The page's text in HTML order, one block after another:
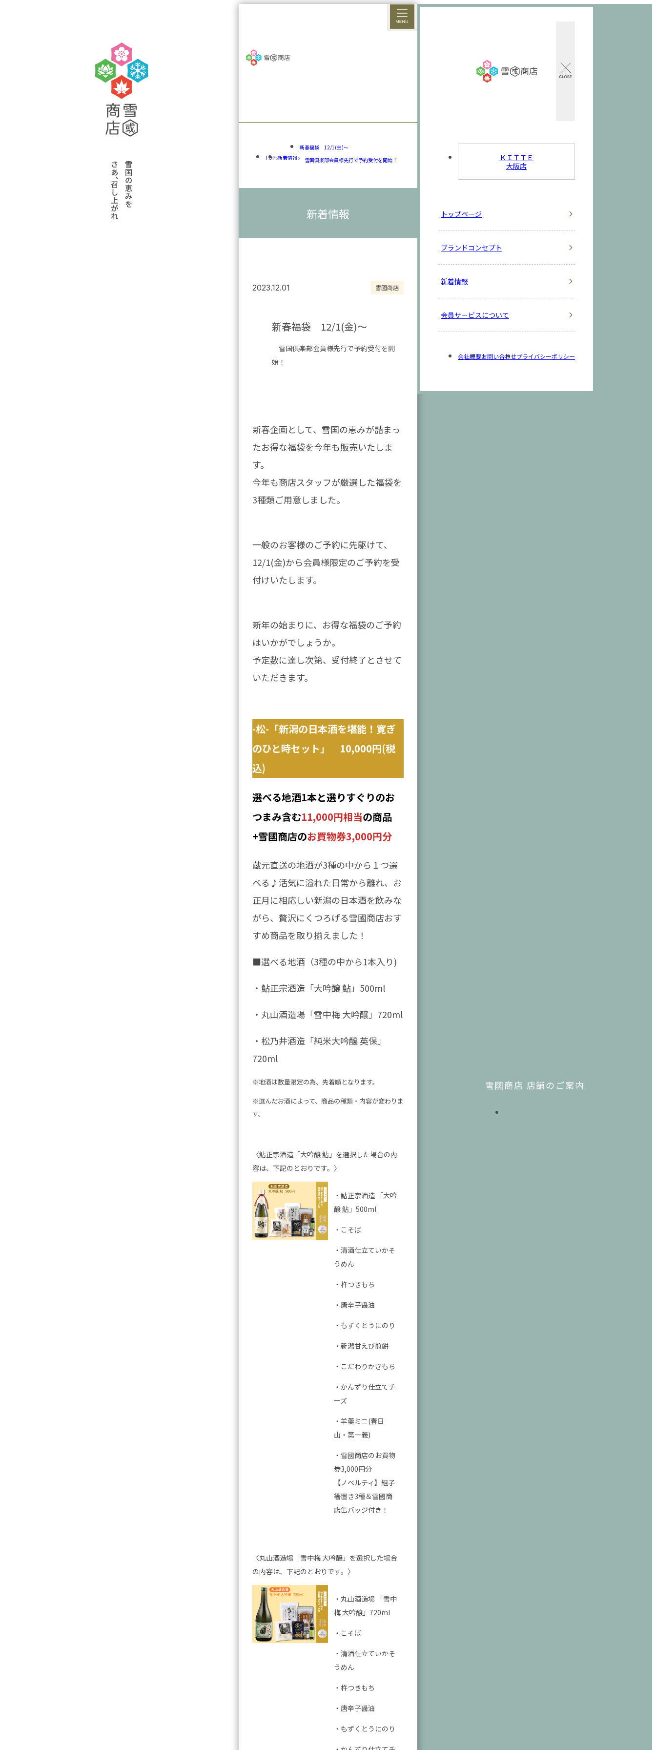
ＫＩＴＴＥ
大阪店
トップページ
ブランドコンセプト
新着情報
会員サービスについて
会社概要お問い合わせプライバシーポリシー
TOP 新着情報
新春福袋 12/1(金)～
雪国倶楽部会員様先行で予約受付を開始！
新着情報
2023.12.01 雪國商店
新春福袋 12/1(金)～
雪国倶楽部会員様先行で予約受付を開
始！
新春企画として、雪国の恵みが詰まっ
たお得な福袋を今年も販売いたしま
す。
今年も商店スタッフが厳選した福袋を
3種類ご用意しました。
一般のお客様のご予約に先駆けて、
12/1(金)から会員様限定のご予約を受
付けいたします。
新年の始まりに、お得な福袋のご予約
はいかがでしょうか。
予定数に達し次第、受付終了とさせて
いただきます。
-松-「新潟の日本酒を堪能！寛ぎ
のひと時セット」 10,000円(税
込)
選べる地酒1本と選りすぐりのお
つまみ含む11,000円相当の商品
+雪國商店のお買物券3,000円分
蔵元直送の地酒が3種の中から１つ選
べる♪活気に溢れた日常から離れ、お
正月に相応しい新潟の日本酒を飲みな
がら、贅沢にくつろげる雪國商店おす
すめ商品を取り揃えました！
■選べる地酒（3種の中から1本入り)
・鮎正宗酒造「大吟醸 鮎」500ml
・丸山酒造場「雪中梅 大吟醸」720ml
・松乃井酒造「純米大吟醸 英保」
720ml
※地酒は数量限定の為、先着順となります。
※選んだお酒によって、商品の種類・内容が変わりま
す。
〈鮎正宗酒造「大吟醸 鮎」を選択した場合の内
容は、下記のとおりです。〉
・鮎正宗酒造 「大吟
醸 鮎」500ml
・こそば
・清酒仕立ていかそ
うめん
・杵つきもち
・唐辛子醤油
・もずくとうにのり
・新潟甘えび煎餅
・こだわりかきもち
・かんずり仕立てチ
ーズ
・羊羹ミニ(春日
山・第一義)
・雪國商店のお買物
券3,000円分
【ノベルティ】組子
箸置き3種＆雪國商
店缶バッジ付き！
〈丸山酒造場「雪中梅 大吟醸」を選択した場合
の内容は、下記のとおりです。〉
・丸山酒造場 「雪中
梅 大吟醸」720ml
・こそば
・清酒仕立ていかそ
うめん
・杵つきもち
・唐辛子醤油
・もずくとうにのり
雪國商店 店舗のご案内